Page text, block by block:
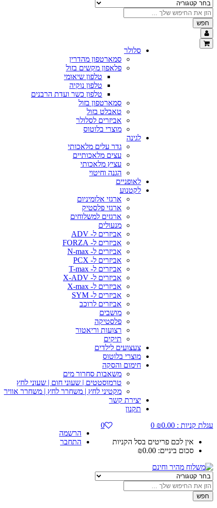
סלולר
סמארטפון מהדרין
פלאפון מקשים בזול
טלפון שיאומי
טלפון נוקיה
טלפון כשר ועדת הרבנים
סמארטפון בזול
טאבלט בזול
אביזרים לסלולר
מוצרי בלוטוס
לגינה
גדר עלים מלאכותי
עצים מלאכותיים
עציץ מלאכותי
הגנה וחיטוי
לאופניים
לקטנוע
ארגזי אלומיניום
ארגזי פלסטיק
ארגזים למשלוחים
מנעולים
אביזרים ל- ADV
אביזרים ל- FORZA
אביזרים ל- N-max
אביזרים ל- PCX
אביזרים ל- T-max
אביזרים ל- X-ADV
אביזרים ל- X-max
אביזרים ל- SYM
אביזרים לרוכב
מושבים
פלסטיקה
רצועות וריאטור
תיקים
צעצועים לילדים
מוצרי בלוטוס
חימום והסקה
משאבות סחרור מים
טרמוסטטים | שעוני חום | שעוני לחץ
מקטיני לחץ | משחרר לחץ | משחרר אוויר
יצירת קשר
תקנון
קניות :
₪ 0.00
0
אין לכם פריטים בסל הקניות
סכום ביניים:
₪0.00
הרשמה
התחבר